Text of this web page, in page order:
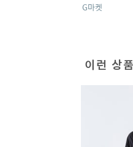
G마켓
이런 상